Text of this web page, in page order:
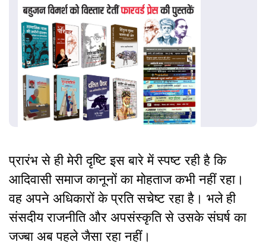
प्रारंभ से ही मेरी दृष्टि इस बारे में स्पष्ट रही है कि
आदिवासी समाज कानूनों का मोहताज कभी नहीं रहा।
वह अपने अधिकारों के प्रति सचेष्ट रहा है। भले ही
संसदीय राजनीति और अपसंस्कृति से उसके संघर्ष का
जज्बा अब पहले जैसा रहा नहीं।